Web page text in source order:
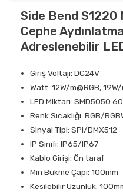
Side Bend S1220
Cephe
Adreslenebilir
Giriş Voltajı: DC24V
Watt: 12W/m@RGB, 19W/
LED Miktarı: SMD5050
Renk Sıcaklığı: RGB/
Sinyal Tipi: SPI/DMX512
IP Sınıfı: IP65/IP67
Kablo Girişi: Ön taraf
Min Bükme Çapı: 100mm
Kesilebilir Uzunluk: